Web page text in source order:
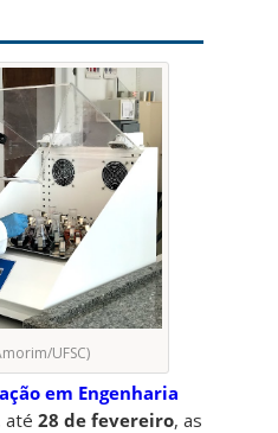
UFSC)
em Engenharia
até28 de fevereiro, as